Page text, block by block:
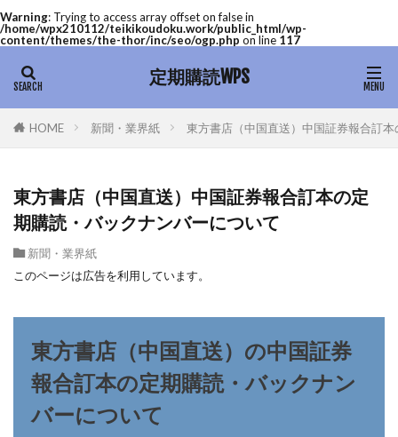
Warning: Trying to access array offset on false in
/home/wpx210112/teikikoudoku.work/public_html/wp-
content/themes/the-thor/inc/seo/ogp.php on line 117
定期購読WPS
HOME 新聞・業界紙 東方書店（中国直送）中国証券報合訂
東方書店（中国直送）中国証券報合訂本の定
期購読・バックナンバーについて
新聞・業界紙
このページは広告を利用しています。
東方書店（中国直送）の中国証券
報合訂本の定期購読・バックナン
バーについて